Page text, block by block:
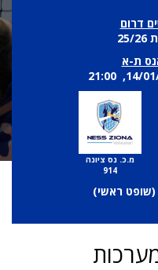
דרום
ת-א
מ.כ. נס ציונה
914
(שופט ראשי)